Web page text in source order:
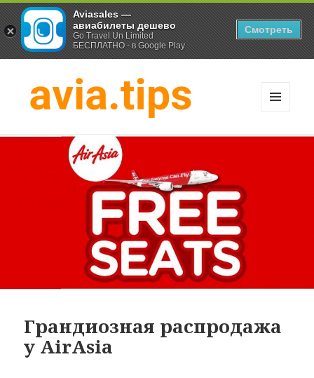
Хитрости экономных
путешественников
ВИДЖЕТЫ
Грандиозная распродажа
у AirAsia
Aviasales —
авиабилеты дешево
Go Travel Un Limited
БЕСПЛАТНО - в Google Play
Смотреть